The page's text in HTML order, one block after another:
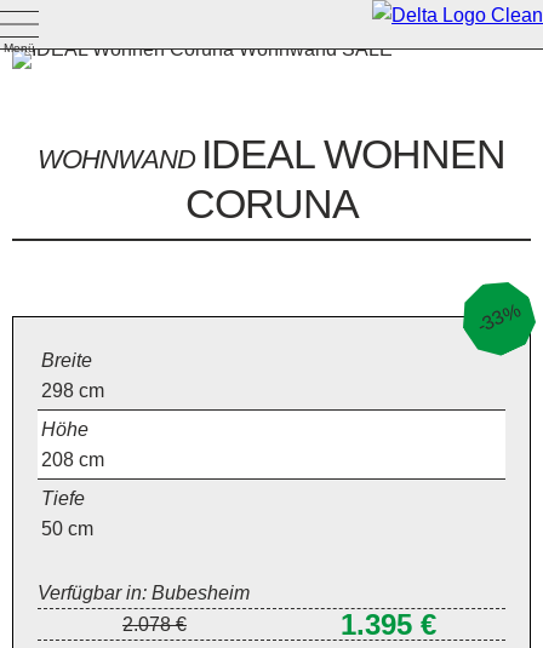
Menü
WOHNWAND IDEAL WOHNEN
CORUNA
-33%
Breite
298 cm
Höhe
208 cm
Tiefe
50 cm
Verfügbar in: Bubesheim
2.078 €
1.395 €